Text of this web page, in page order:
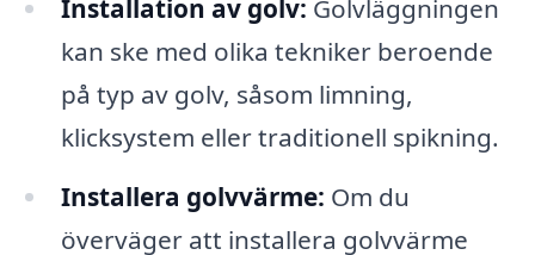
Installation av golv: Golvläggningen
kan ske med olika tekniker beroende
på typ av golv, såsom limning,
klicksystem eller traditionell spikning.
Installera golvvärme: Om du
överväger att installera golvvärme